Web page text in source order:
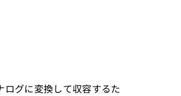
グに変換して収容するた